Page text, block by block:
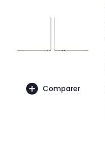
Comparer